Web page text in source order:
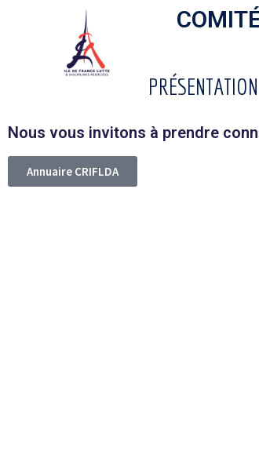
PRÉSENTATION
Nous vous invitons à prendre
Annuaire CRIFLDA